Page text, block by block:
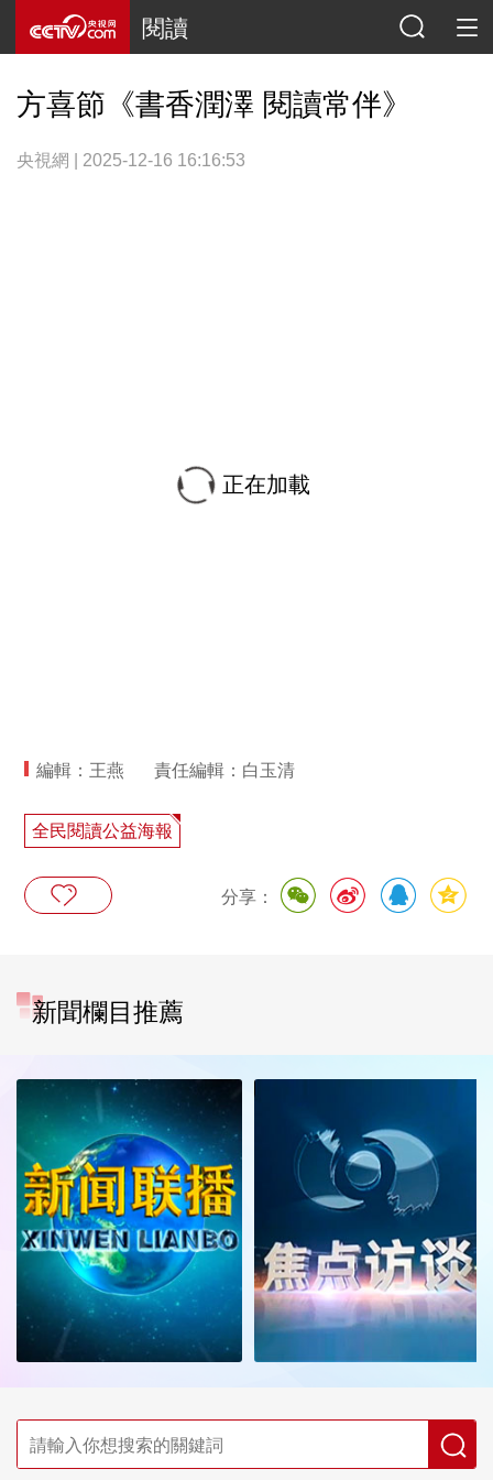
閱讀
方喜節《書香潤澤 閱讀常伴》
央視網 | 2025-12-16 16:16:53
正在加載
編輯：王燕 責任編輯：白玉清
全民閱讀公益海報
分享：
新聞欄目推薦